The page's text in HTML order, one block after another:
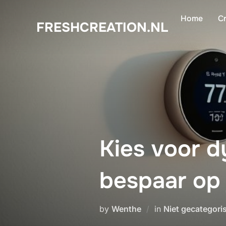
FRESHCREATION.NL
Home
Kies voor
bespaar
by Wenthe in Niet